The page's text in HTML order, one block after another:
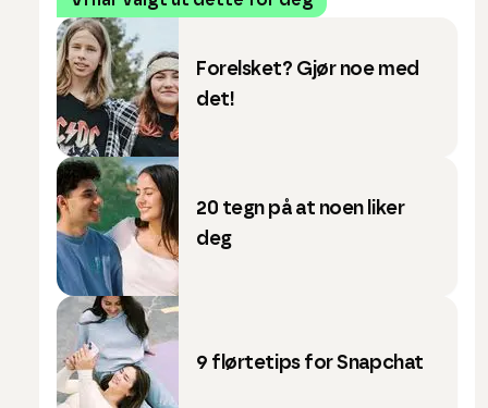
Forelsket? Gjør noe med
det!
20 tegn på at noen liker
deg
9 flørtetips for Snapchat